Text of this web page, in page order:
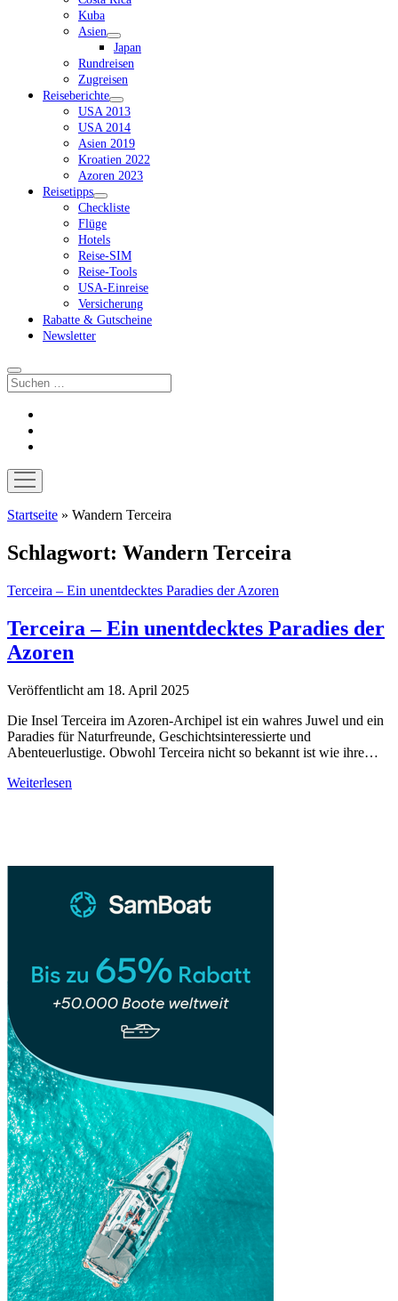
Kuba
Asien
Dropdown-
Menü
öffnen
Japan
Rundreisen
Zugreisen
Reiseberichte
Dropdown-
Menü
öffnen
USA 2013
USA 2014
Asien 2019
Kroatien 2022
Azoren 2023
Reisetipps
Dropdown-
Menü
öffnen
Checkliste
Flüge
Hotels
Reise-SIM
Reise-Tools
USA-Einreise
Versicherung
Rabatte & Gutscheine
Newsletter
Suchen
Menü
öffnen
Startseite » Wandern Terceira
Schlagwort: Wandern Terceira
Terceira – Ein unentdecktes Paradies der Azoren
Terceira – Ein unentdecktes Paradies der
Azoren
Veröffentlicht am 18. April 2025
Die Insel Terceira im Azoren-Archipel ist ein wahres Juwel und ein
Paradies für Naturfreunde, Geschichtsinteressierte und
Abenteuerlustige. Obwohl Terceira nicht so bekannt ist wie ihre…
Weiterlesen